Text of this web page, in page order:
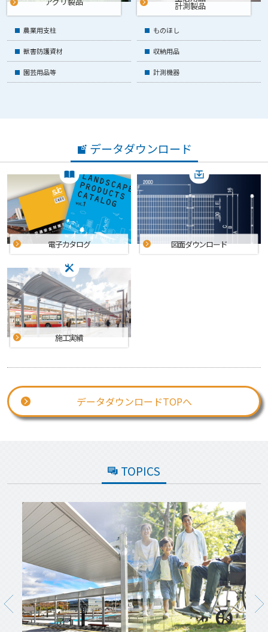
農業用支柱
獣害防護資材
園芸用品等
計測製品
ものほし
収納用品
計測機器
データダウンロード
電子カタログ 図面ダウンロード
施工実績
データダウンロードTOPへ
TOPICS